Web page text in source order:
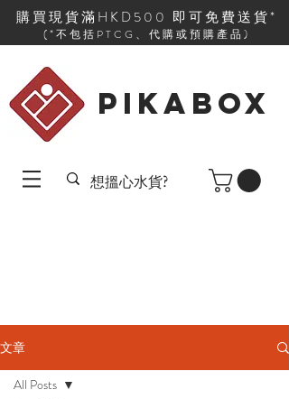
購買現貨滿HKD500 即可免費送貨*
(*不包括PTCG、代購或預購產品)
PIKABOX
文章
All Posts